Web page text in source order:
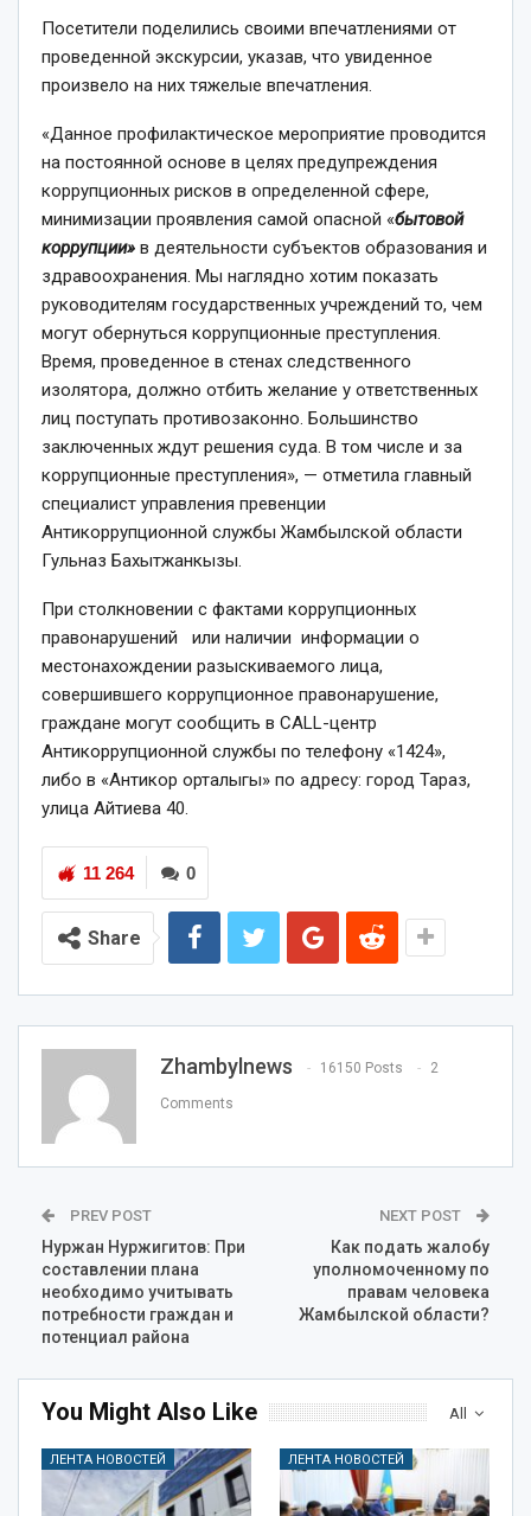
Посетители поделились своими впечатлениями от
проведенной экскурсии, указав, что увиденное
произвело на них тяжелые впечатления.
«Данное профилактическое мероприятие проводится
на постоянной основе в целях предупреждения
коррупционных рисков в определенной сфере,
минимизации проявления самой опасной «бытовой
коррупции» в деятельности субъектов образования и
здравоохранения. Мы наглядно хотим показать
руководителям государственных учреждений то, чем
могут обернуться коррупционные преступления.
Время, проведенное в стенах следственного
изолятора, должно отбить желание у ответственных
лиц поступать противозаконно. Большинство
заключенных ждут решения суда. В том числе и за
коррупционные преступления», — отметила главный
специалист управления превенции
Антикоррупционной службы Жамбылской области
Гульназ Бахытжанкызы.
При столкновении с фактами коррупционных
правонарушений или наличии информации о
местонахождении разыскиваемого лица,
совершившего коррупционное правонарушение,
граждане могут сообщить в CALL-центр
Антикоррупционной службы по телефону «1424»,
либо в «Антикор орталыгы» по адресу: город Тараз,
улица Айтиева 40.
0
11 264
Share
Zhambylnews 16150 Posts 2
Comments
PREV POST
Нуржан Нуржигитов: При
составлении плана
необходимо учитывать
потребности граждан и
потенциал района
NEXT POST
Как подать жалобу
уполномоченному по
правам человека
Жамбылской области?
All
You Might Also Like
ЛЕНТА НОВОСТЕЙ ЛЕНТА НОВОСТЕЙ